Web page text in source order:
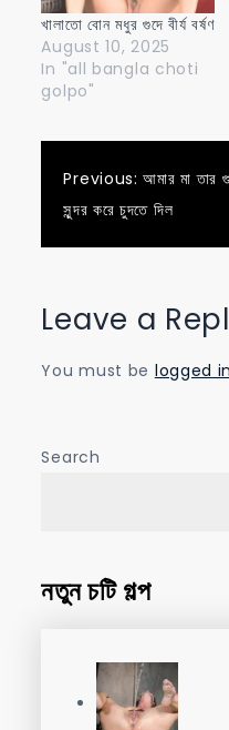
খালাতো বোন মধুর গুদে বীর্য বর্ষণ
August 10, 2025
In "all bangla choti
golpo"
Post
Previous: আমার মা তার
সুন্দর করে চুদতে দিল
Leave a
You must be logged in
Search
নতুন চটি গল্প